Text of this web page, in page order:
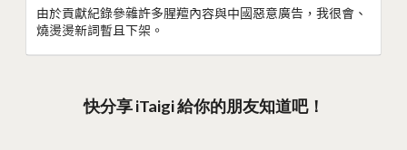
由於貢獻紀錄參雜許多腥羶內容與中國惡意廣告，我很會、
燒燙燙新詞暫且下架。
快分享 iTaigi 給你的朋友知道吧！